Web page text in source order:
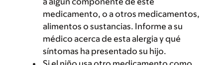
medicamento, o a otros medicamentos,
alimentos o sustancias. Informe a su
médico acerca de esta alergia y qué
síntomas ha presentado su hijo.